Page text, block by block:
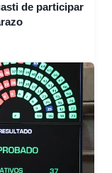
de participar